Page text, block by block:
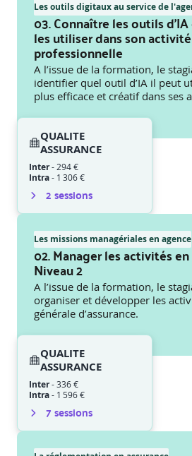
Les outils digitaux au service de
03. Connaître les outils
les utiliser dans son activité
professionnelle
A l’issue de la formation, le
identifier quel outil d’IA il peut
plus efficace et créatif dans ses
QUALITE
ASSURANCE
Inter- 294 €
Intra- 1 306 €
2sessions
Les missions managériales en agence
02. Manager les activités
Niveau 2
A l’issue de la formation, le
organiser et développer les
générale d’assurance.
QUALITE
ASSURANCE
Inter-336 €
Intra- 1 596 €
7sessions